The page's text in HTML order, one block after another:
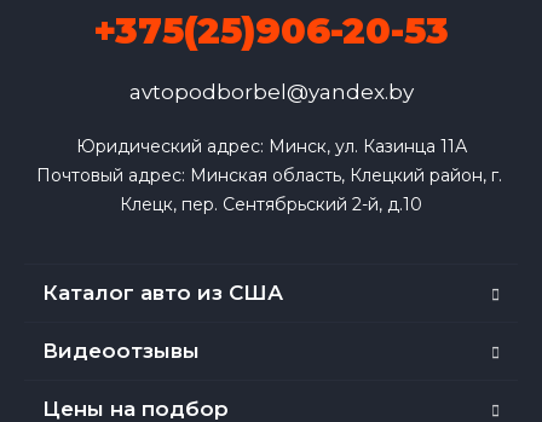
+375(25)906-20-53
avtopodborbel@yandex.by
Юридический адрес: Минск, ул. Казинца 11А
Почтовый адрес: Минская область, Клецкий район, г.
Клецк, пер. Сентябрьский 2-й, д.10
Каталог авто из США
Видеоотзывы
Цены на подбор